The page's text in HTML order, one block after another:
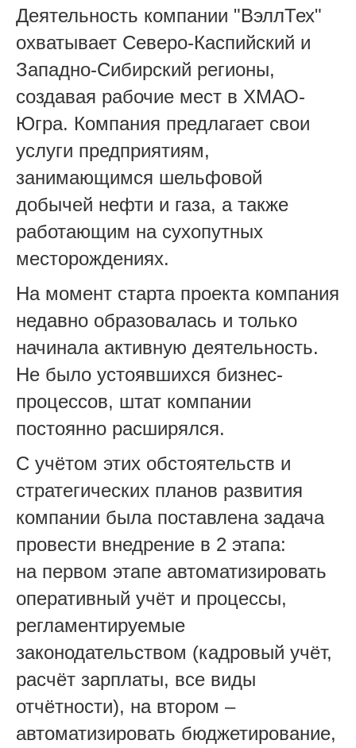
Деятельность компании "ВэллТех"
охватывает Северо-Каспийский и
Западно-Сибирский регионы,
создавая рабочие мест в ХМАО-
Югра. Компания предлагает свои
услуги предприятиям,
занимающимся шельфовой
добычей нефти и газа, а также
работающим на сухопутных
месторождениях.
На момент старта проекта компания
недавно образовалась и только
начинала активную деятельность.
Не было устоявшихся бизнес-
процессов, штат компании
постоянно расширялся.
С учётом этих обстоятельств и
стратегических планов развития
компании была поставлена задача
провести внедрение в 2 этапа:
на первом этапе автоматизировать
оперативный учёт и процессы,
регламентируемые
законодательством (кадровый учёт,
расчёт зарплаты, все виды
отчётности), на втором –
автоматизировать бюджетирование,